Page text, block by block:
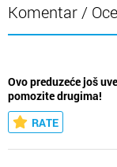
Komentar /
Ovo preduzeće još
pomozite drugima!
RATE